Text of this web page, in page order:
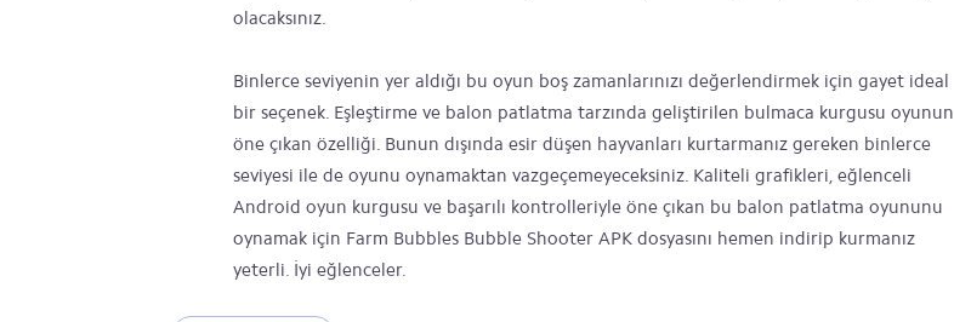
olacaksınız.
Binlerce seviyenin yer aldığı bu oyun boş zamanlarınızı değerlendirmek için gayet ideal
bir seçenek. Eşleştirme ve balon patlatma tarzında geliştirilen bulmaca kurgusu oyunun
öne çıkan özelliği. Bunun dışında esir düşen hayvanları kurtarmanız gereken binlerce
seviyesi ile de oyunu oynamaktan vazgeçemeyeceksiniz. Kaliteli grafikleri, eğlenceli
Android oyun kurgusu ve başarılı kontrolleriyle öne çıkan bu balon patlatma oyununu
oynamak için Farm Bubbles Bubble Shooter APK dosyasını hemen indirip kurmanız
yeterli. İyi eğlenceler.